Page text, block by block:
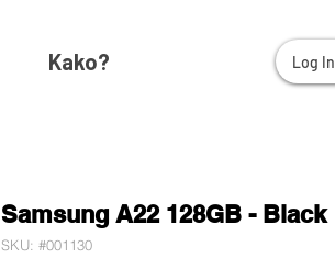
Kako? Log In
Samsung A22 128GB - Black
SKU: #001130